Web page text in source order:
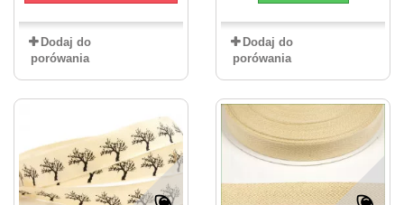
Dodaj do
porówania
Dodaj do
porówania